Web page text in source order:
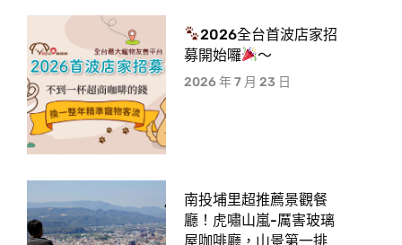
2026全台首波店家招
募開始囉
～
2026 年 7 月 23 日
南投埔里超推薦景觀餐
廳！虎嘯山嵐-厲害玻璃
屋咖啡廳，山景第一排